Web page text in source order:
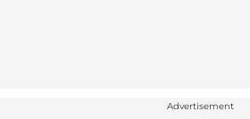
Advertisement